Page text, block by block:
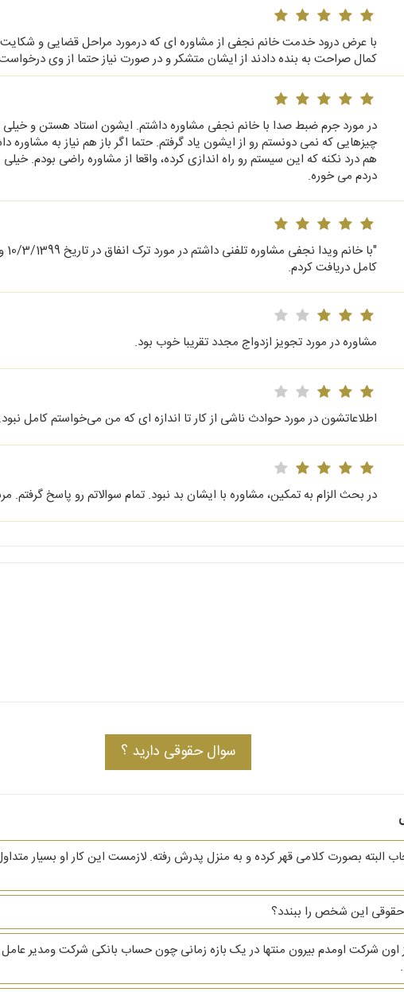
با عرض درود خدمت خانم نجفی از مشاوره ای که درمورد مراحل قضایی و شکایت
کمال صراحت به بنده دادند از ایشان متشکر و در صورت نیاز حتما از وی
در مورد جرم ضبط صدا با خانم نجفی مشاوره داشتم. ایشون استاد هستن و
چیزهایی که نمی دونستم رو از ایشون یاد گرفتم. حتما اگر باز هم نیاز به مشاوره
هم درد نکنه که این سیستم رو راه اندازی کرده، واقعا از مشاوره راضی بودم.
دردم می خوره.
کامل دریافت کردم.
مشاوره در مورد تجویز ازدواج مجدد تقریبا خوب بود.
اطلاعاتشون در مورد حوادث ناشی از کار تا اندازه ای که من می‌خواستم کامل
در بحث الزام به تمکین، مشاوره با ایشان بد نبود. تمام سوالاتم رو پاسخ گرفتم.
سوال حقوقی دارید ؟
البته بصورت کلامی قهر کرده و به منزل پدرش رفته. لازمست این کار او بسیار
حقوقی این شخص را ببندد؟
اون شرکت اومدم بیرون منتها در یک بازه زمانی چون حساب بانکی شرکت و‌مدیر